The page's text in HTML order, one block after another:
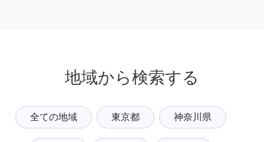
地域から検索する
全ての地域 東京都 神奈川県